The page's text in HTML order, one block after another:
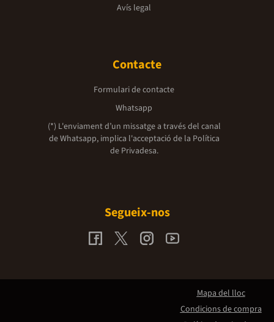
Avís legal
Contacte
Formulari de contacte
Whatsapp
(*) L'enviament d’un missatge a través del canal
de Whatsapp, implica l'acceptació de la Política
de Privadesa.
Segueix-nos
Mapa del lloc
Condicions de compra